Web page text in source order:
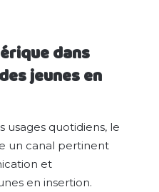
dans
jeunes en
quotidiens, le
un canal pertinent
et
en insertion.